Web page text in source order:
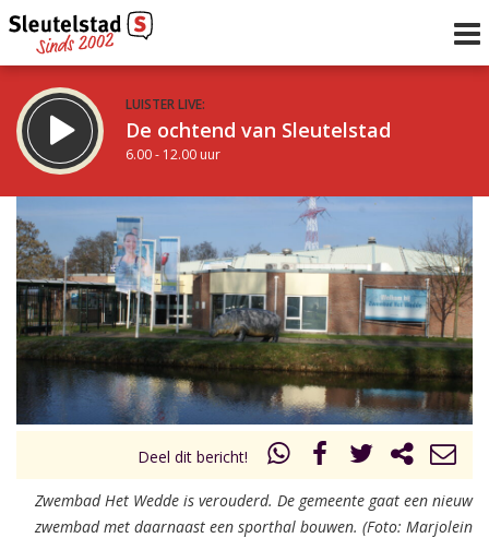
LUISTER LIVE:
De ochtend van Sleutelstad
6.00 - 12.00 uur
De middag van Sleutelstad
12.00 - 18.00 uur
Vorig uur
uur 1 van 0 Volgend uur
Inklappen
Deel dit bericht!
Zwembad Het Wedde is verouderd. De gemeente gaat een nieuw
zwembad met daarnaast een sporthal bouwen. (Foto: Marjolein